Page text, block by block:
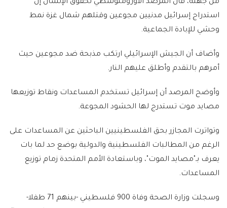
من جهته، قال المرصد الأورومتوسطي لحقوق الإنسان إن
استدراج إسرائيل مدنيين مجوعين وقتلهم شمال غزة نمط
وحشي للإبادة الجماعية.
وأضاف أن الجيش الإسرائيلي ارتكب مذبحة ضد مجوعين حيث
أمرهم بالتقدم وأطلق عليهم النار.
وأوضح المرصد أن إسرائيل تستخدم المساعدات ونقاط توزيعها
مصايد موت تستدرج لها الحشود المجوعة.
وتواترت المجازر بحق الفلسطينيين الباحثين عن المساعدات على
الرغم من المطالبات الفلسطينية والدولية بوضع حد لما بات
يعرف بـ"مصايد الموت"، وباستعادة الأمم المتحدة زمام توزيع
المساعدات.
وسجلت وزارة الصحة وفاة 900 فلسطيني -بينهم 71 طفلا-